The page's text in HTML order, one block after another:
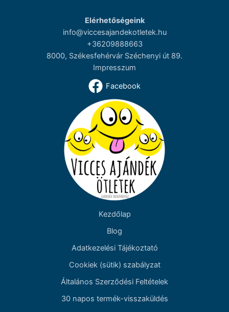
Elérhetőségeink
info@viccesajandekotletek.hu
+36209888663
8000, Székesfehérvár Széchenyi út 89.
Impresszum
Facebook
Kezdőlap
Blog
Adatkezelési Tájékoztató
Cookiek (sütik) szabályzat
Általános Szerződési Feltételek
30 napos termék-visszaküldés